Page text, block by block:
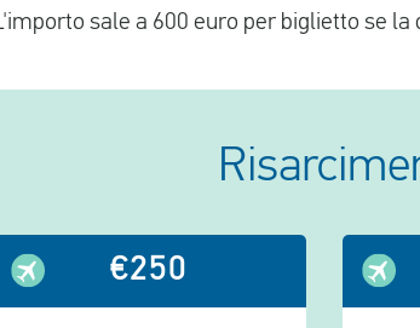
sale a 600 euro per biglietto se
€250